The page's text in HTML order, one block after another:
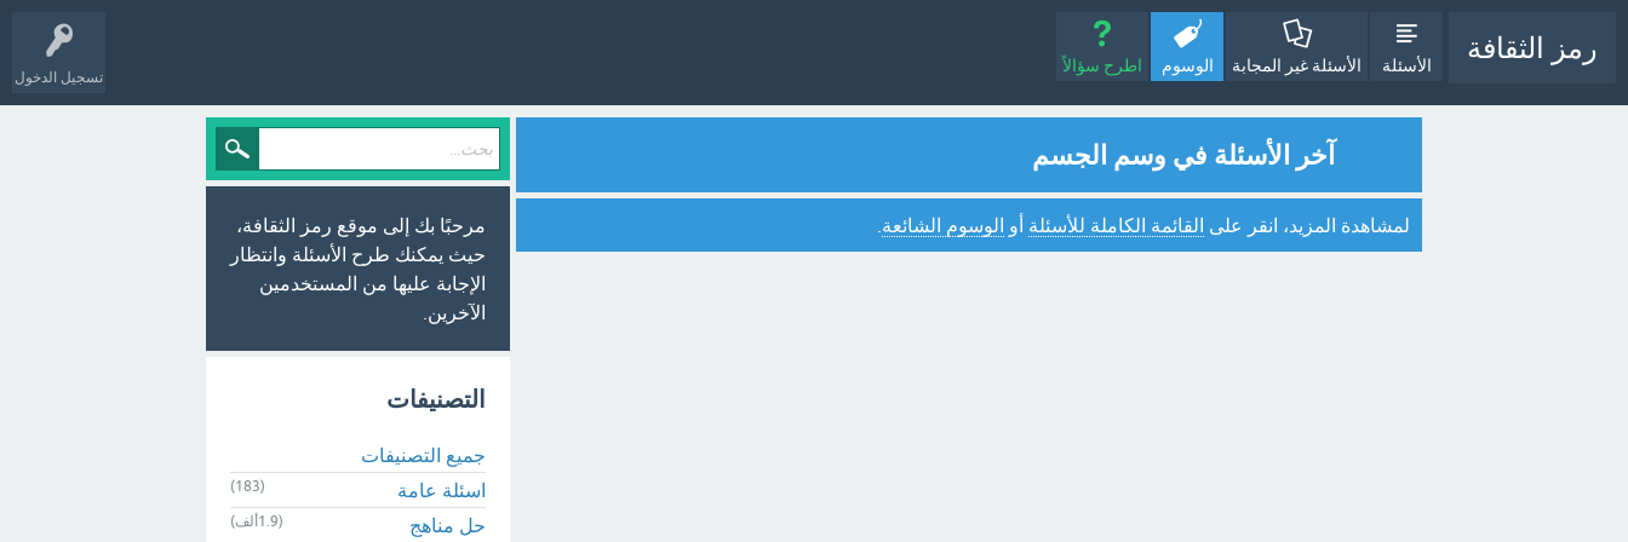
تسجيل الدخول
رمز الثقافة
الأسئلة الأسئلة غير المجابة الوسوم اطرح سؤالاً
آخر الأسئلة في وسم الجسم
لمشاهدة المزيد، انقر على القائمة الكاملة للأسئلة أو الوسوم الشائعة
مرحبًا بك إلى موقع رمز الثقافة،
حيث يمكنك طرح الأسئلة وانتظار
الإجابة عليها من المستخدمين
الآخرين.
التصنيفات
جميع التصنيفات
اسئلة عامة
(183)
حل مناهج (1.9ألف)